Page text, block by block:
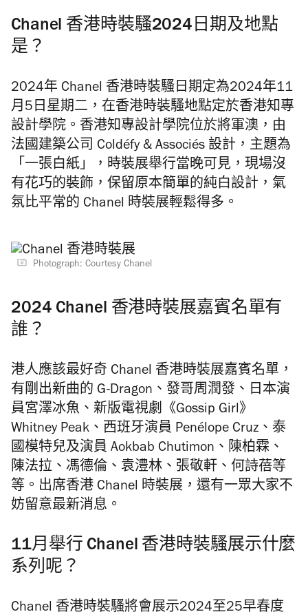
Chanel 香港時裝騷2024日期及地點
是？
2024年 Chanel 香港時裝騷日期定為2024年11
月5日星期二，在香港時裝騷地點定於香港知專
設計學院。香港知專設計學院位於將軍澳，由
法國建築公司 Coldéfy & Associés 設計，主題為
「一張白紙」，時裝展舉行當晚可見，現場沒
有花巧的裝飾，保留原本簡單的純白設計，氣
氛比平常的 Chanel 時裝展輕鬆得多。
Photograph: Courtesy Chanel
2024 Chanel 香港時裝展嘉賓名單有
誰？
港人應該最好奇 Chanel 香港時裝展嘉賓名單，
有剛出新曲的 G-Dragon、發哥周潤發、日本演
員宮澤冰魚、新版電視劇《Gossip Girl》
Whitney Peak、西班牙演員 Penélope Cruz、泰
國模特兒及演員 Aokbab Chutimon、陳柏霖、
陳法拉、馮德倫、袁澧林、張敬軒、何詩蓓等
等。出席香港 Chanel 時裝展，還有一眾大家不
妨留意最新消息。
11月舉行 Chanel 香港時裝騷展示什麼
系列呢？
Chanel 香港時裝騷將會展示2024至25早春度